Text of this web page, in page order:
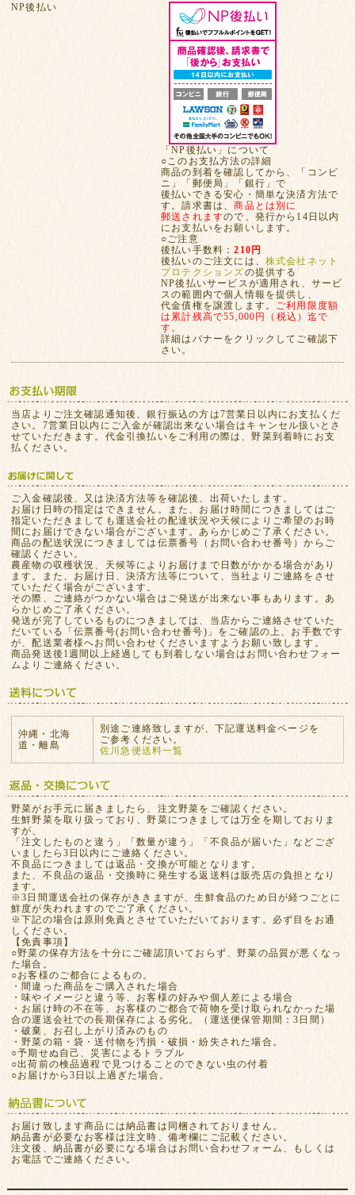
NP後払い
「NP後払い」について
○このお支払方法の詳細
商品の到着を確認してから、「コンビ
ニ」「郵便局」「銀行」で
後払いできる安心・簡単な決済方法で
す。請求書は、商品とは別に
郵送されますので、発行から14日以内
にお支払いをお願いします。
○ご注意
後払い手数料：210円
後払いのご注文には、 株式会社ネット
プロテクションズの提供する
NP後払いサービスが適用され、サービ
スの範囲内で個人情報を提供し、
代金債権を譲渡します。 ご利用限度額
は累計残高で55,000円（税込）迄で
す。
詳細はバナーをクリックしてご確認下
さい。
当店よりご注文確認通知後、銀行振込の方は7営業日以内にお支払くだ
さい。7営業日以内にご入金が確認出来ない場合はキャンセル扱いとさ
せていただきます。代金引換払いをご利用の際は、野菜到着時にお支
払ください。
ご入金確認後、又は決済方法等を確認後、出荷いたします。
お届け日時の指定はできません。また、お届け時間につきましてはご
指定いただきましても運送会社の配達状況や天候によりご希望のお時
間にお届けできない場合がございます。あらかじめご了承ください。
商品の配送状況につきましては伝票番号（お問い合わせ番号）からご
確認ください。
農産物の収穫状況、天候等によりお届けまで日数がかかる場合があり
ます。また、お届け日、決済方法等について、当社よりご連絡をさせ
ていただく場合がございます。
その際、ご連絡がつかない場合はご発送が出来ない事もあります。あ
らかじめご了承ください。
発送が完了しているものにつきましては、当店からご連絡させていた
だいている「伝票番号(お問い合わせ番号)」をご確認の上、お手数です
が、配送業者様へお問い合わせくださいますようお願い致します。
商品発送後1週間以上経過しても到着しない場合はお問い合わせフォー
ムよりご連絡ください。
沖縄・北海
道・離島
別途ご連絡致しますが、下記運送料金ページを
ご参考ください。
佐川急便送料一覧
野菜がお手元に届きましたら、注文野菜をご確認ください。
生鮮野菜を取り扱っており、野菜につきましては万全を期しておりま
すが、
「注文したものと違う」「数量が違う」「不良品が届いた」などござ
いましたら3日以内にご連絡ください。
不良品につきましては返品・交換が可能となります。
また、不良品の返品・交換時に発生する返送料は販売店の負担となり
ます。
※3日間運送会社の保存がききますが、生鮮食品のため日が経つごとに
鮮度が失われますのでご了承ください。
※下記の場合は原則免責とさせていただいております。必ず目をお通
しください。
【免責事項】
○野菜の保存方法を十分にご確認頂いておらず、野菜の品質が悪くなっ
た場合。
○お客様のご都合によるもの。
・間違った商品をご購入された場合
・味やイメージと違う等、お客様の好みや個人差による場合
・お届け時の不在等、お客様のご都合で荷物を受け取られなかった場
合の運送会社での長期保存による劣化。（運送便保管期間：3日間）
・破棄、お召し上がり済みのもの
・野菜の箱・袋・送付物を汚損・破損・紛失された場合。
○予期せぬ自己、災害によるトラブル
○出荷前の検品過程で見つけることのできない虫の付着
○お届けから3日以上過ぎた場合。
お届け致します商品には納品書は同梱されておりません。
納品書が必要なお客様は注文時、備考欄にご記載ください。
注文後、納品書が必要になる場合はお問い合わせフォーム、もしくは
お電話でご連絡ください。